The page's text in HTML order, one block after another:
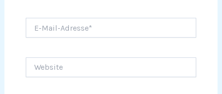
Mail-